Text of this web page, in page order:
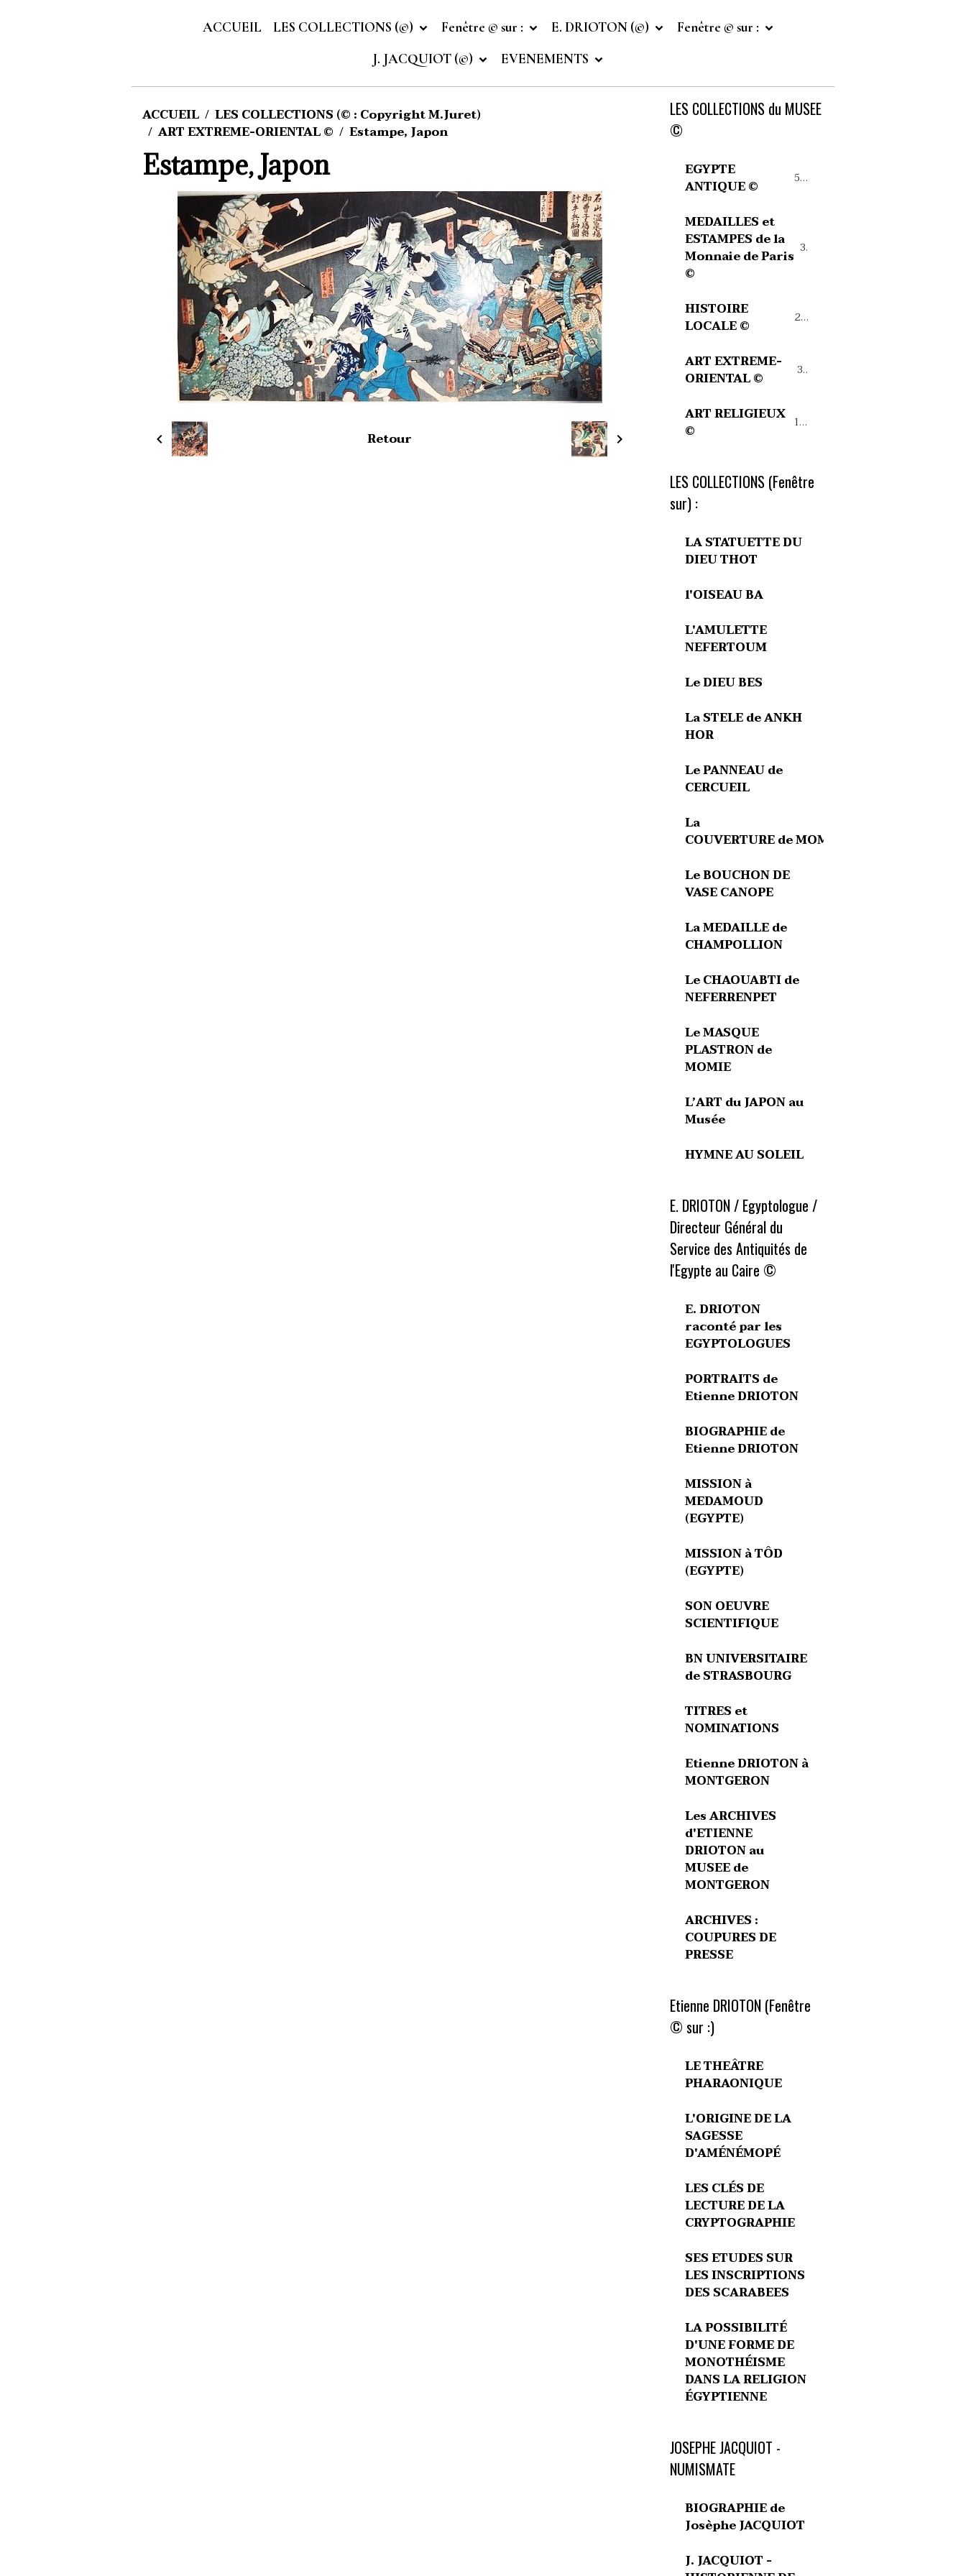
ACCUEIL LES COLLECTIONS (©) Fenêtre © sur : E. DRIOTON (©)
Fenêtre © sur :
J. JACQUIOT (©)
EVENEMENTS
ACCUEIL
LES COLLECTIONS (© : Copyright M.Juret)
ART EXTREME-ORIENTAL ©
Estampe, Japon
Estampe, Japon
Retour
LES COLLECTIONS du MUSEE
©
EGYPTE
ANTIQUE ©
54
MEDAILLES et
ESTAMPES de la
Monnaie de Paris
©
39
HISTOIRE
LOCALE ©
27
ART EXTREME-
ORIENTAL ©
32
ART RELIGIEUX
©
15
LES COLLECTIONS (Fenêtre
sur) :
LA STATUETTE DU
DIEU THOT
l'OISEAU BA
L'AMULETTE
NEFERTOUM
Le DIEU BES
La STELE de ANKH
HOR
Le PANNEAU de
CERCUEIL
La
COUVERTURE de MOMIE
Le BOUCHON DE
VASE CANOPE
La MEDAILLE de
CHAMPOLLION
Le CHAOUABTI de
NEFERRENPET
Le MASQUE
PLASTRON de
MOMIE
L’ART du JAPON au
Musée
HYMNE AU SOLEIL
E. DRIOTON / Egyptologue /
Directeur Général du
Service des Antiquités de
l'Egypte au Caire ©
E. DRIOTON
raconté par les
EGYPTOLOGUES
PORTRAITS de
Etienne DRIOTON
BIOGRAPHIE de
Etienne DRIOTON
MISSION à
MEDAMOUD
(EGYPTE)
MISSION à TÔD
(EGYPTE)
SON OEUVRE
SCIENTIFIQUE
BN UNIVERSITAIRE
de STRASBOURG
TITRES et
NOMINATIONS
Etienne DRIOTON à
MONTGERON
Les ARCHIVES
d'ETIENNE
DRIOTON au
MUSEE de
MONTGERON
ARCHIVES :
COUPURES DE
PRESSE
Etienne DRIOTON (Fenêtre
© sur :)
LE THEÂTRE
PHARAONIQUE
L'ORIGINE DE LA
SAGESSE
D'AMÉNÉMOPÉ
LES CLÉS DE
LECTURE DE LA
CRYPTOGRAPHIE
SES ETUDES SUR
LES INSCRIPTIONS
DES SCARABEES
LA POSSIBILITÉ
D'UNE FORME DE
MONOTHÉISME
DANS LA RELIGION
ÉGYPTIENNE
JOSEPHE JACQUIOT -
NUMISMATE
BIOGRAPHIE de
Josèphe JACQUIOT
J. JACQUIOT -